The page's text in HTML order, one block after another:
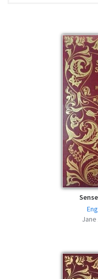
Love and
Works -
epub | 1.27
Love and
Works -
mobi | 1.34
Love and
Works -
fb2 | 1.81
Love and
Works -
azw3 | 1.35
Jane